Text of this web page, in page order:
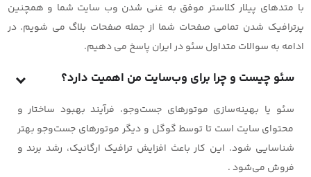
با متدهای پیلار کلاستر موفق به غنی شدن وب سایت شما و همچنین
پرترافیک شدن تمامی صفحات شما از جمله صفحات بلاگ می شویم. در
ادامه به سوالات متداول سئو در ایران پاسخ می دهیم.
سئو چیست و چرا برای وب‌سایت من اهمیت دارد؟
سئو یا بهینه‌سازی موتورهای جست‌وجو، فرآیند بهبود ساختار و
محتوای سایت است تا توسط گوگل و دیگر موتورهای جست‌وجو بهتر
شناسایی شود. این کار باعث افزایش ترافیک ارگانیک، رشد برند و
فروش می‌شود .